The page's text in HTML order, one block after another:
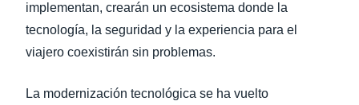
implementan, crearán un ecosistema donde la
tecnología, la seguridad y la experiencia para el
viajero coexistirán sin problemas.
La modernización tecnológica se ha vuelto